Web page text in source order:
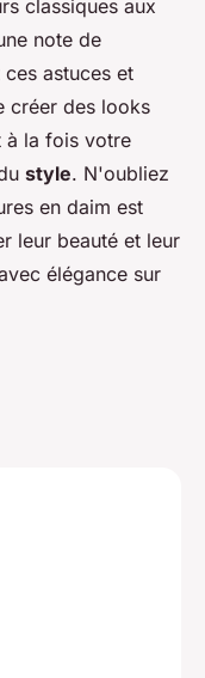
classiques aux
note de
astuces et
créer des looks
à la fois votre
style. N'oubliez
en daim est
leur beauté et leur
élégance sur